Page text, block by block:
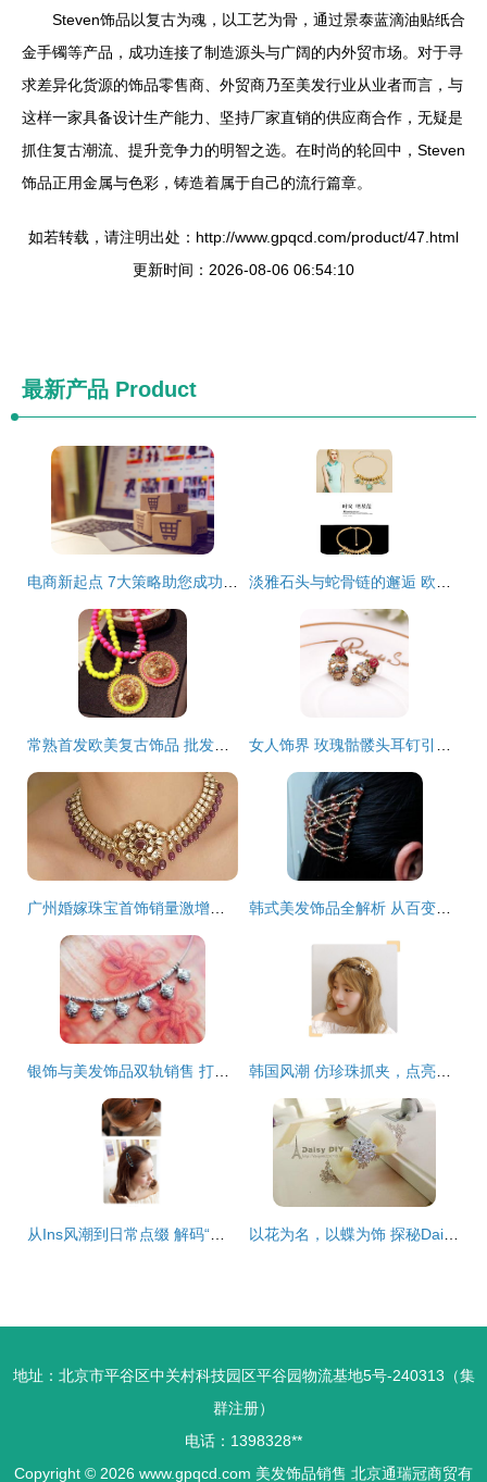
Steven饰品以复古为魂，以工艺为骨，通过景泰蓝滴油贴纸合
金手镯等产品，成功连接了制造源头与广阔的内外贸市场。对于寻
求差异化货源的饰品零售商、外贸商乃至美发行业从业者而言，与
这样一家具备设计生产能力、坚持厂家直销的供应商合作，无疑是
抓住复古潮流、提升竞争力的明智之选。在时尚的轮回中，Steven
饰品正用金属与色彩，铸造着属于自己的流行篇章。
如若转载，请注明出处：http://www.gpqcd.com/product/47.html
更新时间：2026-08-06 06:54:10
最新产品 Product
地址：北京市平谷区中关村科技园区平谷园物流基地5号-240313（集
群注册）
电话：1398328**
Copyright © 2026 www.gpqcd.com 美发饰品销售 北京通瑞冠商贸有